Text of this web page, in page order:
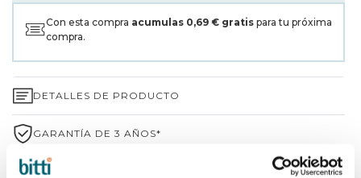
Con esta compra acumulas 0,69 € gratis para tu próxima
compra.
DETALLES DE PRODUCTO
GARANTÍA DE 3 AÑOS*
ENVÍOS Y DEVOLUCIONES